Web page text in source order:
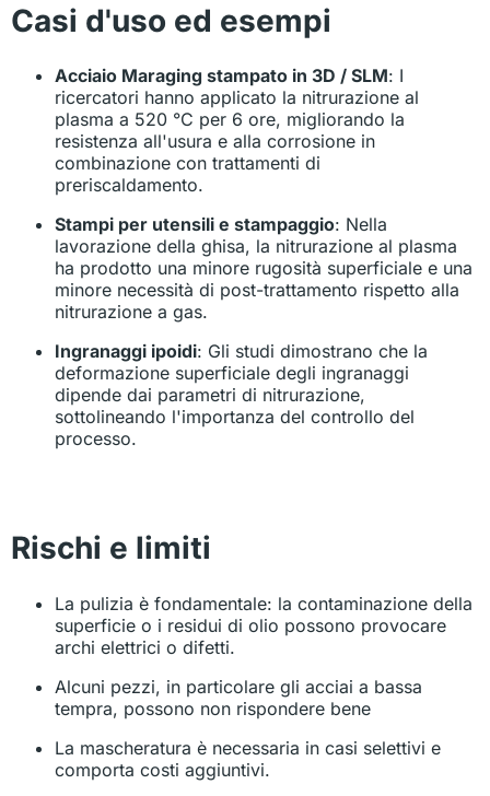
Casi d'uso ed esempi
Acciaio Maraging stampato in 3D / SLM: I
ricercatori hanno applicato la nitrurazione al
plasma a 520 °C per 6 ore, migliorando la
resistenza all'usura e alla corrosione in
combinazione con trattamenti di
preriscaldamento.
Stampi per utensili e stampaggio: Nella
lavorazione della ghisa, la nitrurazione al plasma
ha prodotto una minore rugosità superficiale e una
minore necessità di post-trattamento rispetto alla
nitrurazione a gas.
Ingranaggi ipoidi: Gli studi dimostrano che la
deformazione superficiale degli ingranaggi
dipende dai parametri di nitrurazione,
sottolineando l'importanza del controllo del
processo.
Rischi e limiti
La pulizia è fondamentale: la contaminazione della
superficie o i residui di olio possono provocare
archi elettrici o difetti.
Alcuni pezzi, in particolare gli acciai a bassa
tempra, possono non rispondere bene
La mascheratura è necessaria in casi selettivi e
comporta costi aggiuntivi.